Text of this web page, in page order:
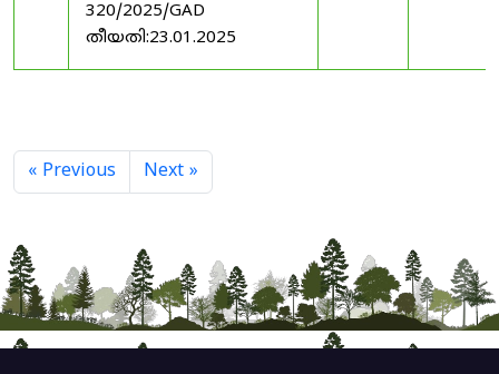
320/2025/GAD
തീയതി:23.01.2025
« Previous Next »